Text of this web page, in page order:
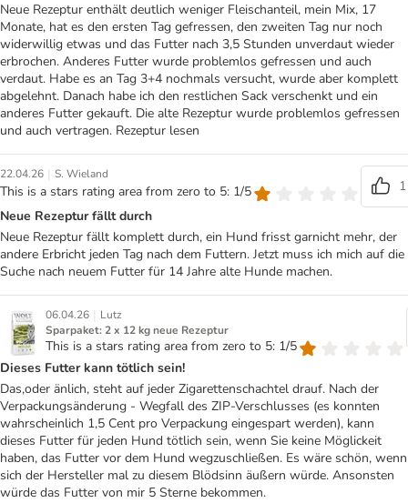
Neue Rezeptur enthält deutlich weniger Fleischanteil, mein Mix, 17
Monate, hat es den ersten Tag gefressen, den zweiten Tag nur noch
widerwillig etwas und das Futter nach 3,5 Stunden unverdaut wieder
erbrochen. Anderes Futter wurde problemlos gefressen und auch
verdaut. Habe es an Tag 3+4 nochmals versucht, wurde aber komplett
abgelehnt. Danach habe ich den restlichen Sack verschenkt und ein
anderes Futter gekauft. Die alte Rezeptur wurde problemlos gefressen
und auch vertragen. Rezeptur lesen
22.04.26 | S. Wieland
This is a stars rating area from zero to 5: 1/5
1
Neue Rezeptur fällt durch
Neue Rezeptur fällt komplett durch, ein Hund frisst garnicht mehr, der
andere Erbricht jeden Tag nach dem Futtern. Jetzt muss ich mich auf die
Suche nach neuem Futter für 14 Jahre alte Hunde machen.
06.04.26 | Lutz
Sparpaket: 2 x 12 kg neue Rezeptur
This is a stars rating area from zero to 5: 1/5
Dieses Futter kann tötlich sein!
Das,oder änlich, steht auf jeder Zigarettenschachtel drauf. Nach der
Verpackungsänderung - Wegfall des ZIP-Verschlusses (es konnten
wahrscheinlich 1,5 Cent pro Verpackung eingespart werden), kann
dieses Futter für jeden Hund tötlich sein, wenn Sie keine Möglickeit
haben, das Futter vor dem Hund wegzuschließen. Es wäre schön, wenn
sich der Hersteller mal zu diesem Blödsinn äußern würde. Ansonsten
würde das Futter von mir 5 Sterne bekommen.